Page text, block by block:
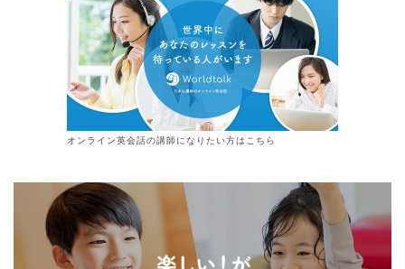
オンライン英会話の講師になりたい方はこちら